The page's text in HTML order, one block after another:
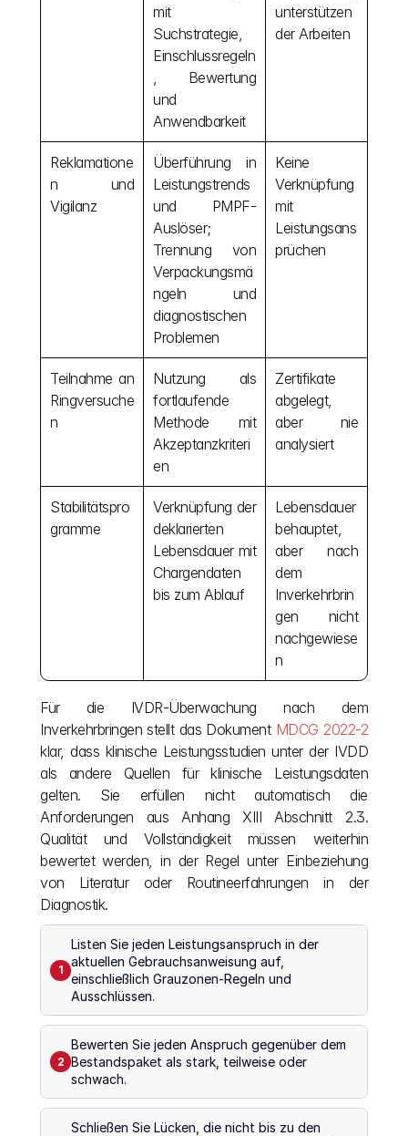
mit
Suchstrategie,
Einschlussregeln
, Bewertung
und
Anwendbarkeit
unterstützen
der Arbeiten
Reklamatione
n und
Vigilanz
Überführung in
Leistungstrends
und PMPF-
Auslöser;
Trennung von
Verpackungsmä
ngeln und
diagnostischen
Problemen
Keine
Verknüpfung
mit
Leistungsans
prüchen
Teilnahme an
Ringversuche
n
Nutzung als
fortlaufende
Methode mit
Akzeptanzkriteri
en
Zertifikate
abgelegt,
aber nie
analysiert
Stabilitätspro
gramme
Verknüpfung der
deklarierten
Lebensdauer mit
Chargendaten
bis zum Ablauf
Lebensdauer
behauptet,
aber nach
dem
Inverkehrbrin
gen nicht
nachgewiese
n
Für die IVDR-Überwachung nach dem
Inverkehrbringen stellt das Dokument MDCG 2022-2
klar, dass klinische Leistungsstudien unter der IVDD
als andere Quellen für klinische Leistungsdaten
gelten. Sie erfüllen nicht automatisch die
Anforderungen aus Anhang XIII Abschnitt 2.3.
Qualität und Vollständigkeit müssen weiterhin
bewertet werden, in der Regel unter Einbeziehung
von Literatur oder Routineerfahrungen in der
Diagnostik.
1
Listen Sie jeden Leistungsanspruch in der
aktuellen Gebrauchsanweisung auf,
einschließlich Grauzonen-Regeln und
Ausschlüssen.
2
Bewerten Sie jeden Anspruch gegenüber dem
Bestandspaket als stark, teilweise oder
schwach.
Schließen Sie Lücken, die nicht bis zu den